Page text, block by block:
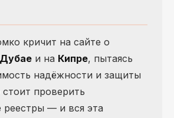
кричит на сайте о
и на Кипре, пытаясь
надёжности и защиты
проверить
— и вся эта